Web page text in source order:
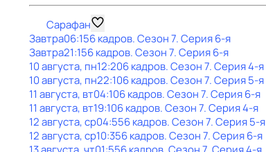
Сарафан
Завтра06:156 кадров. Сезон 7. Серия 6-я
Завтра21:156 кадров. Сезон 7. Серия 6-я
10 августа, пн12:206 кадров. Сезон 7. Серия 4-я
10 августа, пн22:106 кадров. Сезон 7. Серия 5-я
11 августа, вт04:106 кадров. Сезон 7. Серия 6-я
11 августа, вт19:106 кадров. Сезон 7. Серия 4-я
12 августа, ср04:556 кадров. Сезон 7. Серия 5-я
12 августа, ср10:356 кадров. Сезон 7. Серия 6-я